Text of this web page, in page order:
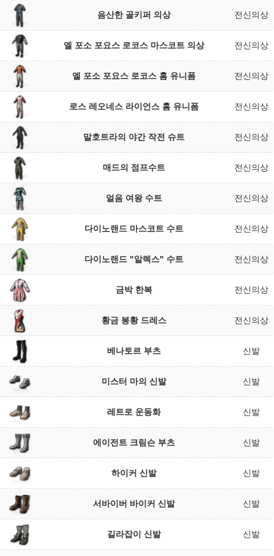
음산한 골키퍼 의상 전신의상
엘 포소 포요스 로코스 마스코트 의상 전신의상
엘 포소 포요스 로코스 홈 유니폼 전신의상
로스 레오네스 라이언스 홈 유니폼 전신의상
말호트라의 야간 작전 슈트 전신의상
매드의 점프수트 전신의상
얼음 여왕 수트 전신의상
다이노랜드 마스코트 수트 전신의상
다이노랜드 "알렉스" 수트 전신의상
금박 한복 전신의상
황금 봉황 드레스 전신의상
베나토르 부츠 신발
미스터 마의 신발 신발
레트로 운동화 신발
에이전트 크림슨 부츠 신발
하이커 신발 신발
서바이버 바이커 신발 신발
길라잡이 신발 신발